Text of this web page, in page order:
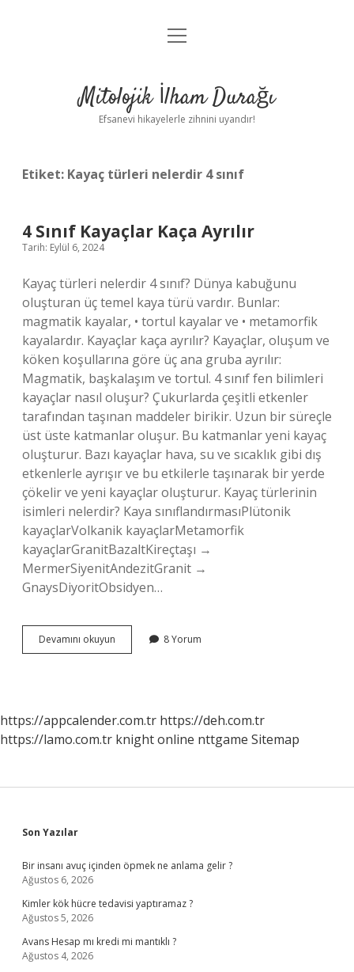
Anasayfa
Yasal Uyarı
menüyü
Mitolojik İlham Durağı
Efsanevi hikayelerle zihnini uyandır!
Etiket: Kayaç türleri nelerdir 4 sınıf
4 Sınıf Kayaçlar Kaça Ayrılır
Tarih: Eylül 6, 2024
Kayaç türleri nelerdir 4 sınıf? Dünya kabuğunu
oluşturan üç temel kaya türü vardır. Bunlar:
magmatik kayalar, • tortul kayalar ve • metamorfik
kayalardır. Kayaçlar kaça ayrılır? Kayaçlar, oluşum ve
köken koşullarına göre üç ana gruba ayrılır:
Magmatik, başkalaşım ve tortul. 4 sınıf fen bilimleri
kayaçlar nasıl oluşur? Çukurlarda çeşitli etkenler
tarafından taşınan maddeler birikir. Uzun bir süreçle
üst üste katmanlar oluşur. Bu katmanlar yeni kayaç
oluşturur. Bazı kayaçlar hava, su ve sıcaklık gibi dış
etkenlerle ayrışır ve bu etkilerle taşınarak bir yerde
çökelir ve yeni kayaçlar oluşturur. Kayaç türlerinin
isimleri nelerdir? Kaya sınıflandırmasıPlütonik
kayaçlarVolkanik kayaçlarMetamorfik
kayaçlarGranitBazaltKireçtaşı →
MermerSiyenitAndezitGranit →
GnaysDiyoritObsidyen…
Devamını okuyun
Sınıf
8 Yorum
https://appcalender.com.tr https://deh.com.tr
https://lamo.com.tr knight online nttgame Sitemap
Sidebar
Son Yazılar
Bir insanı avuç içinden öpmek ne anlama gelir ?
Ağustos 6, 2026
Kimler kök hücre tedavisi yaptıramaz ?
Ağustos 5, 2026
Avans Hesap mı kredi mi mantıklı ?
Ağustos 4, 2026